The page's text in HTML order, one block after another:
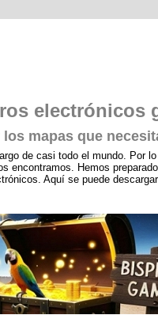
electrónicos
mapas que
de casi todo el mundo. Por
encontramos. Hemos
Aquí se puede